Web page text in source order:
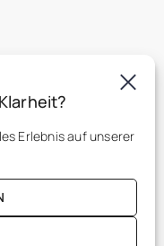
Erlebnis auf unserer